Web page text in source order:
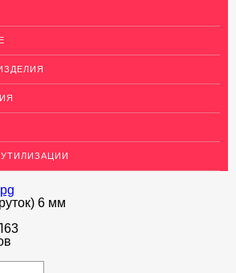
НАПОЛЬНЫЕ (ДЛЯ ПОЛА),